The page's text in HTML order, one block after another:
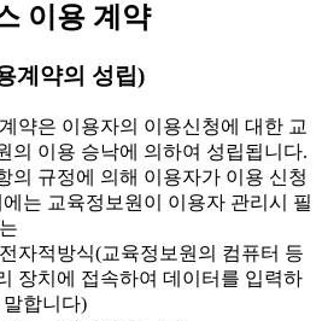
이용 계약
계약의 성립)
약은 이용자의 이용신청에 대한 교
의 이용 승낙에 의하여 성립됩니다.
의 규정에 의해 이용자가 이용 신청
에는 교육정보원이 이용자 관리시 필
자적방식(교육정보원의 컴퓨터 등
장치에 접속하여 데이터를 입력하
말합니다)